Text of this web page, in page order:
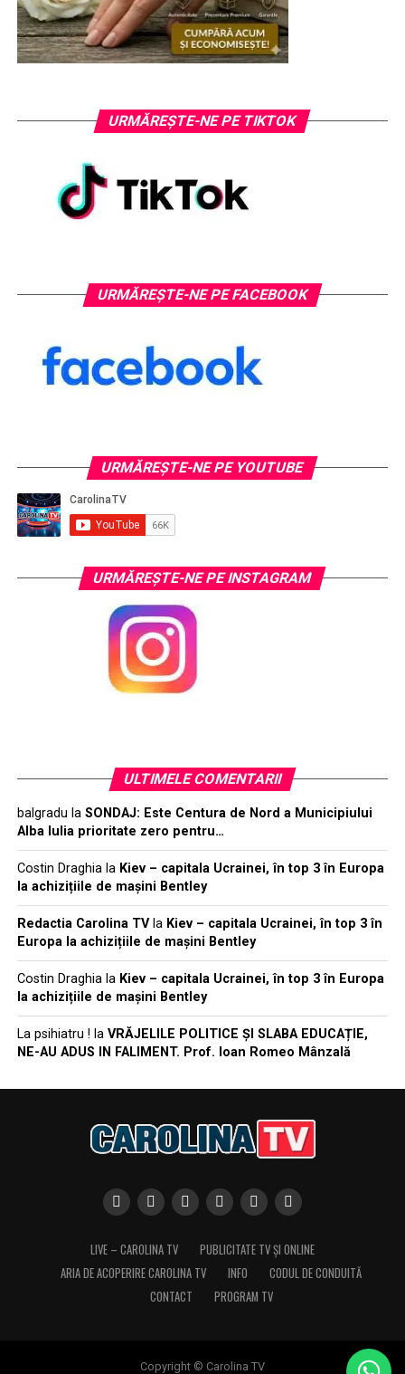
URMĂREȘTE-NE PE TIKTOK
URMĂREȘTE-NE PE FACEBOOK
URMĂREŞTE-NE PE YOUTUBE
URMĂREŞTE-NE PE INSTAGRAM
ULTIMELE COMENTARII
balgradu la SONDAJ: Este Centura de Nord a Municipiului
Alba Iulia prioritate zero pentru…
Costin Draghiala Kiev – capitala Ucrainei, în top 3 în Europa
la achizițiile de mașini Bentley
Redactia Carolina TVla Kiev – capitala Ucrainei, în top 3 în
Europa la achizițiile de mașini Bentley
Costin Draghiala Kiev – capitala Ucrainei, în top 3 în Europa
la achizițiile de mașini Bentley
La psihiatru ! la VRĂJELILE POLITICE ȘI SLABA EDUCAȚIE,
NE-AU ADUS IN FALIMENT. Prof. Ioan Romeo Mânzală
LIVE – CAROLINA TV
PUBLICITATE TV ȘI ONLINE
ARIA DE ACOPERIRE CAROLINA TV
INFO
CODUL DE CONDUITĂ
CONTACT
PROGRAM TV
Copyright © Carolina TV